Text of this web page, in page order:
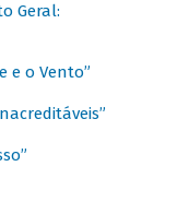
Geral:
e o Vento”